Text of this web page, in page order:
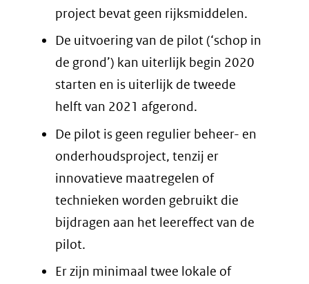
project bevat geen rijksmiddelen.
De uitvoering van de pilot (‘schop in
de grond’) kan uiterlijk begin 2020
starten en is uiterlijk de tweede
helft van 2021 afgerond.
De pilot is geen regulier beheer- en
onderhoudsproject, tenzij er
innovatieve maatregelen of
technieken worden gebruikt die
bijdragen aan het leereffect van de
pilot.
Er zijn minimaal twee lokale of